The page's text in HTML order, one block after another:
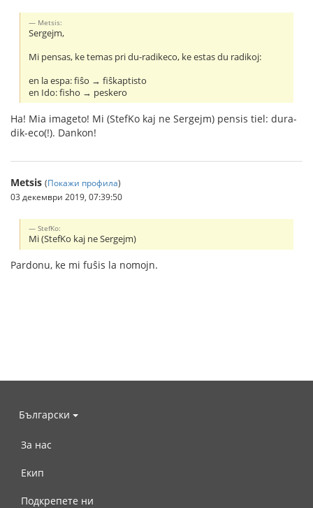
Metsis:
Sergejm,
Mi pensas, ke temas pri du-radikeco, ke estas du radikoj:
en la espa: fiŝo → fiŝkaptisto
en Ido: fisho → peskero
Ha! Mia imageto! Mi (StefKo kaj ne Sergejm) pensis tiel: dura-
dik-eco(!). Dankon!
Metsis (Покажи профила)
03 декември 2019, 07:39:50
StefKo:
Mi (StefKo kaj ne Sergejm)
Pardonu, ke mi fuŝis la nomojn.
Български
За нас
Екип
Подкрепете ни